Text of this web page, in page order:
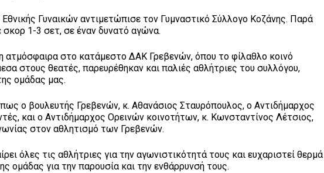
Γυναικών αντιμετώπισε τον Γυμναστικό Σύλλογο Κοζάνης. Παρά
1-3 σετ, σε έναν δυνατό αγώνα.
η ατμόσφαιρα στο κατάμεστο ΔΑΚ Γρεβενών, όπου το φίλαθλο κοινό
στους θεατές, παρευρέθηκαν και παλιές αθλήτριες του συλλόγου,
ομάδας μας.
ο βουλευτής Γρεβενών, κ. Αθανάσιος Σταυρόπουλος, ο Αντιδήμαρχος
και ο Αντιδήμαρχος Ορεινών κοινοτήτων, κ. Κωνσταντίνος Λέτσιος,
στον αθλητισμό των Γρεβενών.
όλες τις αθλήτριες για την αγωνιστικότητά τους και ευχαριστεί θερμά
ομάδας για την παρουσία και την ενθάρρυνσή τους.